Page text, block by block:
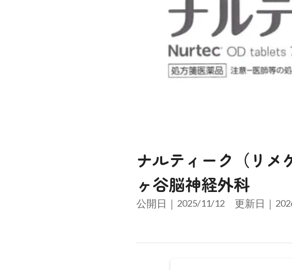
公開日｜ 2025/11/12 更新日｜
ナルティーク（リメ
ヶ谷脳神経外科